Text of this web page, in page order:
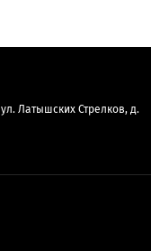
Латышских Стрелков, д.